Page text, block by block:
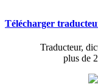
Télécharger
Traducteur,
plus de